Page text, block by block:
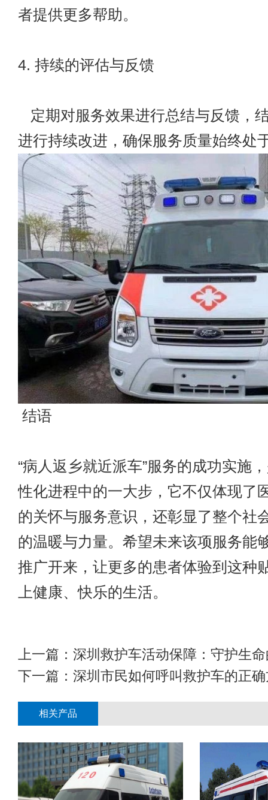
者提供更多帮助。
4. 持续的评估与反馈
定期对服务效果进行总结与反馈，
进行持续改进，确保服务质量始终处
结语
“病人返乡就近派车”服务的成功实施
性化进程中的一大步，它不仅体现了
的关怀与服务意识，还彰显了整个社
的温暖与力量。希望未来该项服务能
推广开来，让更多的患者体验到这种
上健康、快乐的生活。
上一篇： 深圳救护车活动保障：守护生
下一篇： 深圳市民如何呼叫救护车的正
相关产品